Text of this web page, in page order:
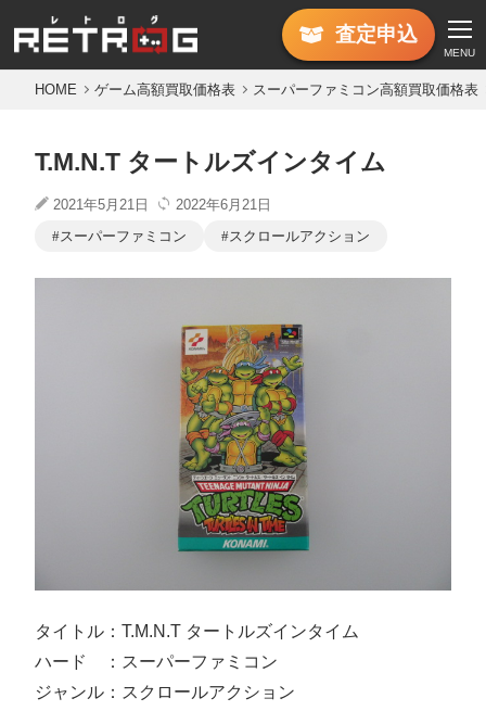
査定申込
MENU
HOME ゲーム高額買取価格表 スーパーファミコン高額買取価格表
T.M.N.T タートルズインタイム
2021年5月21日
2022年6月21日
スーパーファミコン
スクロールアクション
タイトル：T.M.N.T タートルズインタイム
ハード ：スーパーファミコン
ジャンル：スクロールアクション